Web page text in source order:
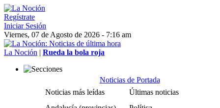
Regístrate
Iniciar Sesión
Viernes, 07 de Agosto de 2026 - 7:16 am
La Noción | Rueda la bola roja
Noticias de Portada
Noticias más leídas
Últimas noticias